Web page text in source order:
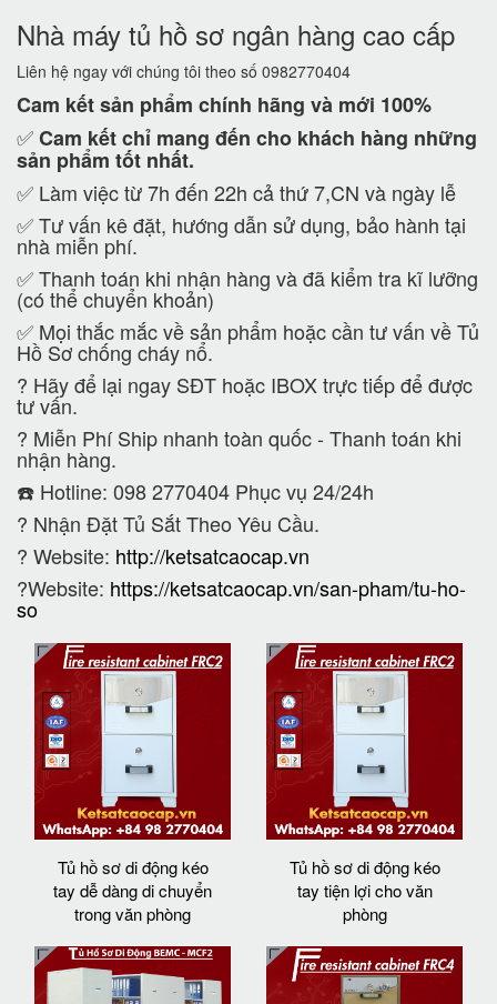
Nhà máy tủ hồ sơ ngân hàng cao cấp
Liên hệ ngay với chúng tôi theo số 0982770404
Cam kếtsản phẩm chính hãng và mới 100%
✅Cam kếtchỉ mang đến cho khách hàng những
sản phẩm tốt nhất.
✅ Làm việc từ 7h đến 22h cả thứ 7,CN và ngày lễ
✅ Tư vấn kê đặt, hướng dẫn sử dụng, bảo hành tại
nhà miễn phí.
✅ Thanh toán khi nhận hàng và đã kiểm tra kĩ lưỡng
(có thể chuyển khoản)
✅ Mọi thắc mắc về sản phẩm hoặc cần tư vấn về Tủ
Hồ Sơ chống cháy nổ.
? Hãy để lại ngay SĐT hoặc IBOX trực tiếp để được
tư vấn.
? Miễn Phí Ship nhanh toàn quốc - Thanh toán khi
nhận hàng.
☎️ Hotline: 098 2770404 Phục vụ 24/24h
? Nhận Đặt Tủ Sắt Theo Yêu Cầu.
? Website: http://ketsatcaocap.vn
?Website: https://ketsatcaocap.vn/san-pham/tu-ho-
so
Tủ hồ sơ di động kéo
tay dễ dàng di chuyển
trong văn phòng
Tủ hồ sơ di động kéo
tay tiện lợi cho văn
phòng